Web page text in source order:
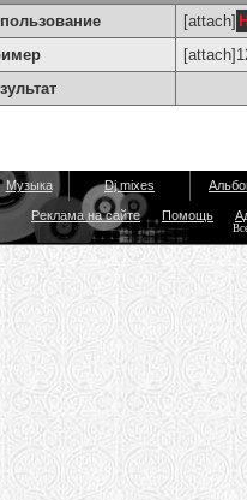
[attach]
Музыка Dj mixes
Реклама на сайте Помощь